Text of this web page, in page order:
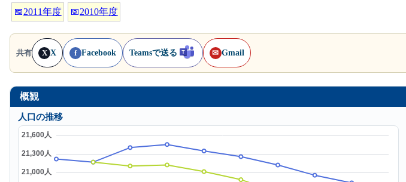
📅2011年度 📅2010年度
共有 X X f Facebook Teamsで送る ✉ Gmail
概観
人口の推移